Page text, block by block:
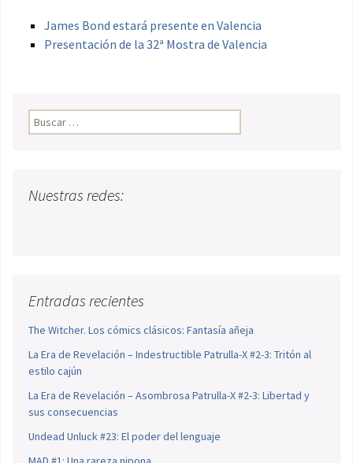
James Bond estará presente en Valencia
Presentación de la 32ª Mostra de Valencia
Buscar:
Nuestras redes:
Entradas recientes
The Witcher. Los cómics clásicos: Fantasía añeja
La Era de Revelación – Indestructible Patrulla-X #2-3: Tritón al
estilo cajún
La Era de Revelación – Asombrosa Patrulla-X #2-3: Libertad y
sus consecuencias
Undead Unluck #23: El poder del lenguaje